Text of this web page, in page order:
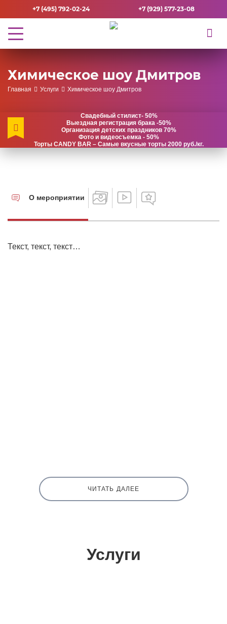
+7 (495) 792-02-24 +7 (929) 577-23-08
Химическое шоу Дмитров
Главная Услуги Химическое шоу Дмитров
Свадебный стилист- 50%
Выездная регистрация брака -50%
Организация детских праздников 70%
Фото и видеосъемка - 50%
Торты CANDY BAR – Самые вкусные торты 2000 руб./кг.
О мероприятии
Текст, текст, текст…
ЧИТАТЬ ДАЛЕЕ
Услуги